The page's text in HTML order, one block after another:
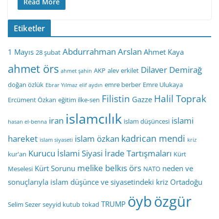
Read More
Etiketler
1 Mayıs 28 şubat Abdurrahman Arslan Ahmet Kaya
ahmet örs ahmet şahin AKP alev erkilet Dilaver Demirağ
doğan özlük Ebrar Yılmaz elif aydın emre berber Emre Ulukaya
Ercüment Özkan eğitim ilke-sen Filistin Gazze Halil Toprak
hasan el-benna iran islamcılık islam düşüncesi islami
hareket islam siyaseti islam özkan kadrican mendi kriz
kur'an Kurucu İslami Siyasi İrade Tartışmaları Kürt
Meselesi Kürt Sorunu melike belkıs örs NATO neden ve
sonuçlarıyla islam düşünce ve siyasetindeki kriz Ortadoğu
Selim Sezer seyyid kutub tokad TRUMP öybözgür